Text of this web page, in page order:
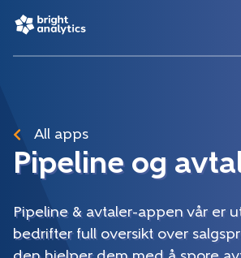
All apps
Pipeline og
Pipeline & avtaler-appen vår er
bedrifter full oversikt over